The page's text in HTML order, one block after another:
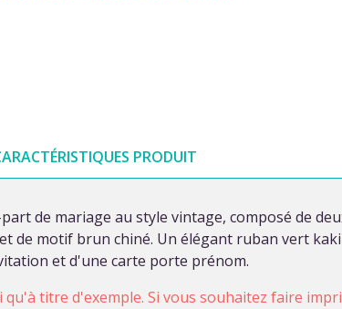
PRODUIT
de mariage au style vintage, composé de
de motif brun chiné. Un élégant ruban vert
et d'une carte porte prénom.
titre d'exemple. Si vous souhaitez faire